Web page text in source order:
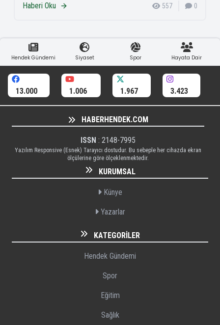
Haberi Oku 557 0
Hendek Gündemi Siyaset Spor Hayata Dair
13.000 1.006 1.967 3.423
HABERHENDEK.COM
ISSN : 2148-7995
Yazılım Responsive (Esnek) Tarayıcı dostudur. Bu sebeple her cihazda ekran
ölçülerine göre ölçeklenmektedir.
KURUMSAL
Künye
Yazarlar
KATEGORILER
Hendek Gündemi
Spor
Eğitim
Sağlık